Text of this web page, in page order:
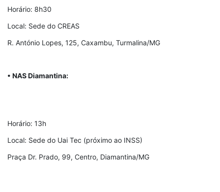
Horário: 8h30
Local: Sede do CREAS
R. António Lopes, 125, Caxambu, Turmalina/MG
• NAS Diamantina:
Horário: 13h
Local: Sede do Uai Tec (próximo ao INSS)
Praça Dr. Prado, 99, Centro, Diamantina/MG